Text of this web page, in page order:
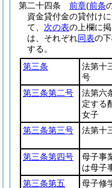
第二十四条
前章(前条
資金貸付金の貸付けに
て、 次の表の上欄に
は、それぞれ同表の
する。
第三条
法第十
号
第三条第二号
法第六
定する
女子
第三条第三号
法第十
第三条第四号
母子事
は母子
第三条第五
母子修